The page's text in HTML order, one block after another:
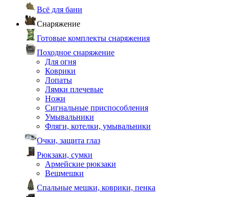
Всё для бани
Снаряжение
Готовые комплекты снаряжения
Походное снаряжение
Для огня
Коврики
Лопаты
Лямки плечевые
Ножи
Сигнальные приспособления
Умывальники
Фляги, котелки, умывальники
Очки, защита глаз
Рюкзаки, сумки
Армейские рюкзаки
Вещмешки
Спальные мешки, коврики, пенка